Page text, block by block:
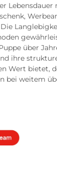
über
ihre
Wert bietet,
bei weitem